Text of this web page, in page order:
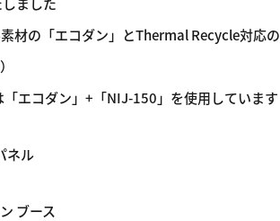
材の「エコダン」とThermal Recycle対応の
エコダン」+「NIJ-150」を使用しています
ネル
ブース